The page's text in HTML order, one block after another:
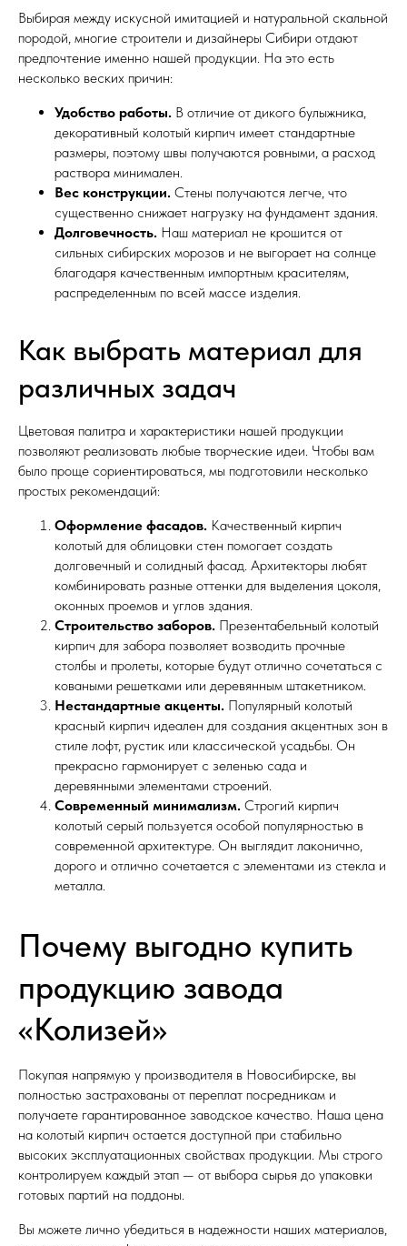
Выбирая между искусной имитацией и натуральной скальной
породой, многие строители и дизайнеры Сибири отдают
предпочтение именно нашей продукции. На это есть
несколько веских причин:
Удобство работы. В отличие от дикого булыжника,
декоративный колотый кирпич имеет стандартные
размеры, поэтому швы получаются ровными, а расход
раствора минимален.
Вес конструкции. Стены получаются легче, что
существенно снижает нагрузку на фундамент здания.
Долговечность. Наш материал не крошится от
сильных сибирских морозов и не выгорает на солнце
благодаря качественным импортным красителям,
распределенным по всей массе изделия.
Как выбрать материал для
различных задач
Цветовая палитра и характеристики нашей продукции
позволяют реализовать любые творческие идеи. Чтобы вам
было проще сориентироваться, мы подготовили несколько
простых рекомендаций:
Оформление фасадов. Качественный кирпич
колотый для облицовки стен помогает создать
долговечный и солидный фасад. Архитекторы любят
комбинировать разные оттенки для выделения цоколя,
оконных проемов и углов здания.
Строительство заборов. Презентабельный колотый
кирпич для забора позволяет возводить прочные
столбы и пролеты, которые будут отлично сочетаться с
коваными решетками или деревянным штакетником.
Нестандартные акценты. Популярный колотый
красный кирпич идеален для создания акцентных зон в
стиле лофт, рустик или классической усадьбы. Он
прекрасно гармонирует с зеленью сада и
деревянными элементами строений.
Современный минимализм. Строгий кирпич
колотый серый пользуется особой популярностью в
современной архитектуре. Он выглядит лаконично,
дорого и отлично сочетается с элементами из стекла и
металла.
Почему выгодно купить
продукцию завода
«Колизей»
Покупая напрямую у производителя в Новосибирске, вы
полностью застрахованы от переплат посредникам и
получаете гарантированное заводское качество. Наша цена
на колотый кирпич остается доступной при стабильно
высоких эксплуатационных свойствах продукции. Мы строго
контролируем каждый этап — от выбора сырья до упаковки
готовых партий на поддоны.
Вы можете лично убедиться в надежности наших материалов,